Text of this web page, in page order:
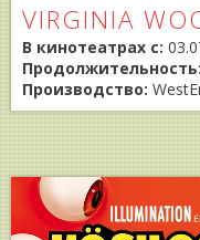
VIRGINIA
В кинотеатрах с:
Продолжительность:
Производство: